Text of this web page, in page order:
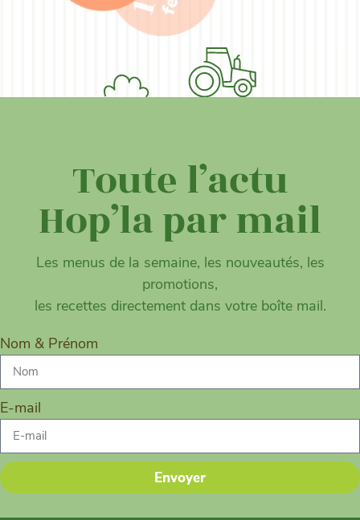
Toute l’actu
Hop’la par mail
Les menus de la semaine, les nouveautés, les
promotions,
les recettes directement dans votre boîte mail.
Nom & Prénom
E-mail
Envoyer